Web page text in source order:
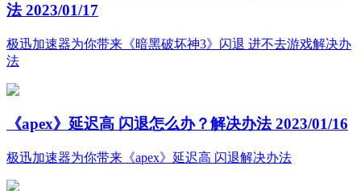
法 2023/01/17
极迅加速器为你带来《暗黑破坏神3》闪退 进不去游戏解决办
法
《apex》延迟高 闪退怎么办？解决办法 2023/01/16
极迅加速器为你带来《apex》延迟高 闪退解决办法